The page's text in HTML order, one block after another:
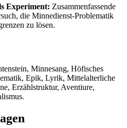
Experiment: Zusammenfassende
die Minnedienst-Problematik
zu lösen.
Minnesang, Höfisches
Epik, Lyrik, Mittelalterliche
Erzählstruktur, Aventiure,